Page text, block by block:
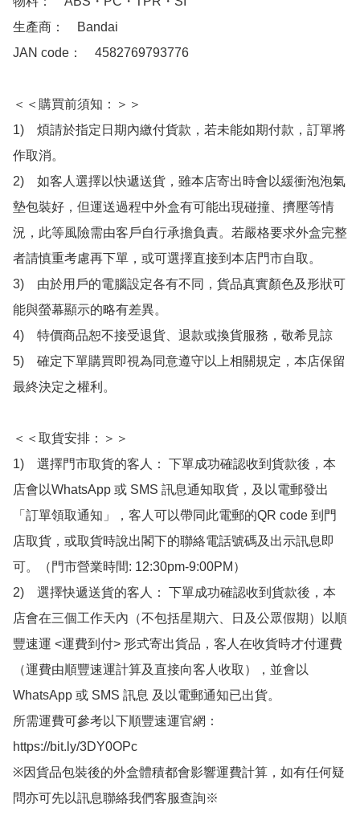
生產商：　Bandai
JAN code：　4582769793776
＜＜購買前須知：＞＞
1)　煩請於指定日期內繳付貨款，若未能如期付款，訂單將
作取消。
2)　如客人選擇以快遞送貨，雖本店寄出時會以緩衝泡泡氣
墊包裝好，但運送過程中外盒有可能出現碰撞、擠壓等情
況，此等風險需由客戶自行承擔負責。若嚴格要求外盒完整
者請慎重考慮再下單，或可選擇直接到本店門市自取。
3)　由於用戶的電腦設定各有不同，貨品真實顏色及形狀可
能與螢幕顯示的略有差異。
4)　特價商品恕不接受退貨、退款或換貨服務，敬希見諒
5)　確定下單購買即視為同意遵守以上相關規定，本店保留
最終決定之權利。
＜＜取貨安排：＞＞
1)　選擇門市取貨的客人： 下單成功確認收到貨款後，本
店會以WhatsApp 或 SMS 訊息通知取貨，及以電郵發出
「訂單領取通知」，客人可以帶同此電郵的QR code 到門
店取貨，或取貨時說出閣下的聯絡電話號碼及出示訊息即
可。（門市營業時間: 12:30pm-9:00PM）
2)　選擇快遞送貨的客人： 下單成功確認收到貨款後，本
店會在三個工作天內（不包括星期六、日及公眾假期）以順
豐速運 <運費到付> 形式寄出貨品，客人在收貨時才付運費
（運費由順豐速運計算及直接向客人收取），並會以
WhatsApp 或 SMS 訊息 及以電郵通知已出貨。
所需運費可參考以下順豐速運官網：
https://bit.ly/3DY0OPc
※因貨品包裝後的外盒體積都會影響運費計算，如有任何疑
問亦可先以訊息聯絡我們客服查詢※